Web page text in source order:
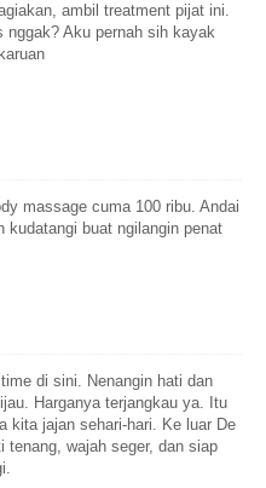
ambil treatment pijat ini.
Aku pernah sih kayak
massage cuma 100 ribu. Andai
kudatangi buat ngilangin penat
di sini. Nenangin hati dan
Harganya terjangkau ya. Itu
kita jajan sehari-hari. Ke luar De
tenang, wajah seger, dan siap